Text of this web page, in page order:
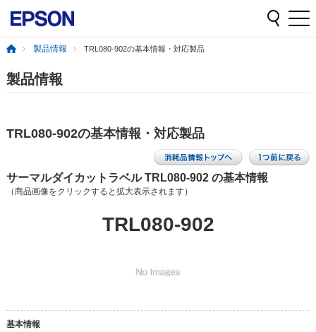
製品情報 TRL080-902の基本情報・対応製品
製品情報
TRL080-902の基本情報・対応製品
サーマルダイカットラベル TRL080-902 の基本情報
（商品画像をクリックすると拡大表示されます）
TRL080-902
基本情報